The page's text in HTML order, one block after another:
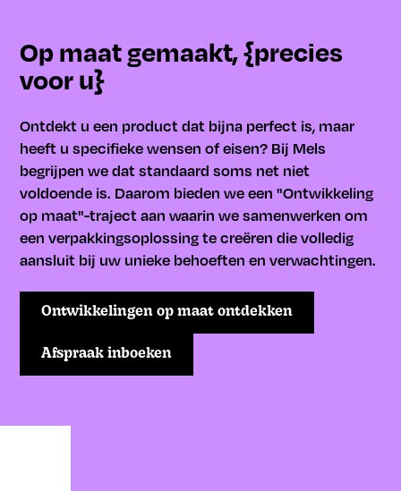
Op maat gemaakt, {precies
voor u}
Ontdekt u een product dat bijna perfect is, maar
heeft u specifieke wensen of eisen? Bij Mels
begrijpen we dat standaard soms net niet
voldoende is. Daarom bieden we een "Ontwikkeling
op maat"-traject aan waarin we samenwerken om
een verpakkingsoplossing te creëren die volledig
aansluit bij uw unieke behoeften en verwachtingen.
Ontwikkelingen op maat ontdekken
Afspraak inboeken